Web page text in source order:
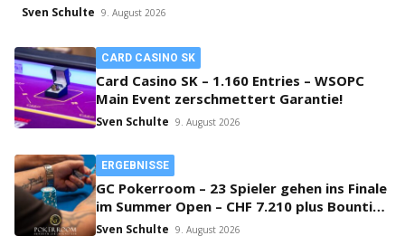
Sven Schulte 9. August 2026
CARD CASINO SK
Card Casino SK – 1.160 Entries – WSOPC
Main Event zerschmettert Garantie!
Sven Schulte 9. August 2026
ERGEBNISSE
GC Pokerroom – 23 Spieler gehen ins Finale
im Summer Open – CHF 7.210 plus Bounties
on Top!
Sven Schulte 9. August 2026